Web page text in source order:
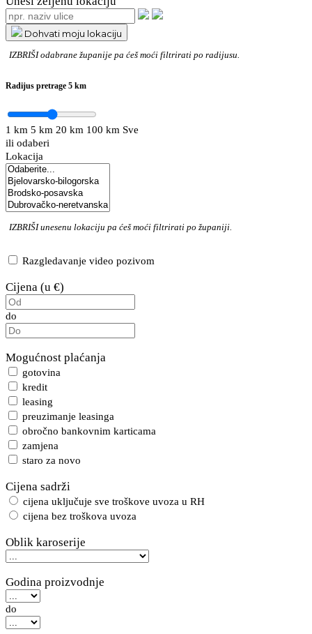
Dohvati moju lokaciju
IZBRIŠIodabrane županije pa ćeš moći filtrirati po radijusu.
Radijus pretrage 5 km
1 km 5 km 20 km 100 km Sve
ili odaberi
Lokacija
IZBRIŠIunesenu lokaciju pa ćeš moći filtrirati po županiji.
Razgledavanje video pozivom
Cijena (u €)
do
Mogućnost plaćanja
gotovina
kredit
leasing
preuzimanje leasinga
obročno bankovnim karticama
zamjena
staro za novo
Cijena sadrži
cijena uključuje sve troškove uvoza u RH
cijena bez troškova uvoza
Oblik karoserije
Godina proizvodnje
do